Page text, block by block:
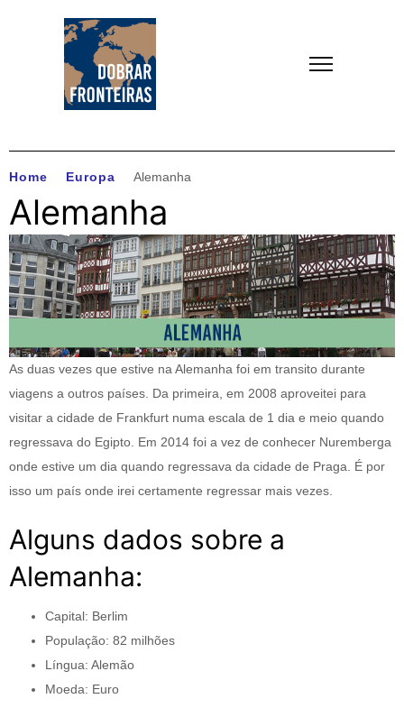
Home Europa Alemanha
Alemanha
As duas vezes que estive na Alemanha foi em transito durante
viagens a outros países. Da primeira, em 2008 aproveitei para
visitar a cidade de Frankfurt numa escala de 1 dia e meio quando
regressava do Egipto. Em 2014 foi a vez de conhecer Nuremberga
onde estive um dia quando regressava da cidade de Praga. É por
isso um país onde irei certamente regressar mais vezes.
Alguns dados sobre a
Alemanha:
Capital: Berlim
População: 82 milhões
Língua: Alemão
Moeda: Euro